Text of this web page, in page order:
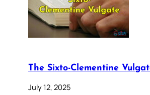
The Sixto-Clementine
July 12, 2025